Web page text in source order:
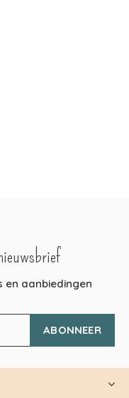
en aanbiedingen
ABONNEER